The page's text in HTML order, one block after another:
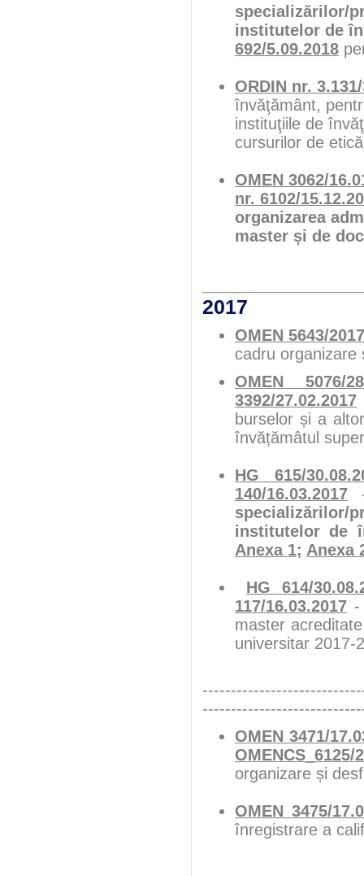
specializărilor/
institutelor de
692/5.09.2018
ORDIN nr.
învăţământ,
instituţiile de
cursurilor de
OMEN 3062/
nr. 6102/
organizarea
master și de
2017
OMEN 5643/2017
cadru organizare
OMEN 5076/
3392/27.02.2017
burselor și a
învățămâtul
HG 615/
140/16.03.2017
institutelor de
Anexa 1; Anexa
HG 614/
117/16.03.2017 -
master
universitar 2017-
OMEN 3471/
OMENCS_6125/
organizare și
OMEN 3475/
înregistrare a